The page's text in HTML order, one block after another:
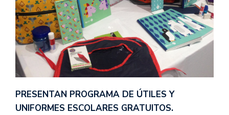
PRESENTAN PROGRAMA DE ÚTILES Y
UNIFORMES ESCOLARES GRATUITOS.